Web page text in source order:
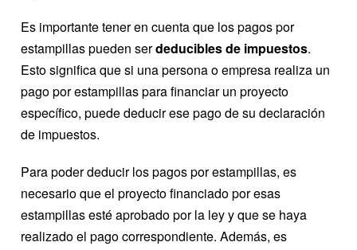
Es importante tener en cuenta que los pagos por
estampillas pueden serdeducibles de impuestos.
Esto significa que si una persona o empresa realiza un
pago por estampillas para financiar un proyecto
específico, puede deducir ese pago de su declaración
de impuestos.
Para poder deducir los pagos por estampillas, es
necesario que el proyecto financiado por esas
estampillas esté aprobado por la ley y que se haya
realizado el pago correspondiente. Además, es